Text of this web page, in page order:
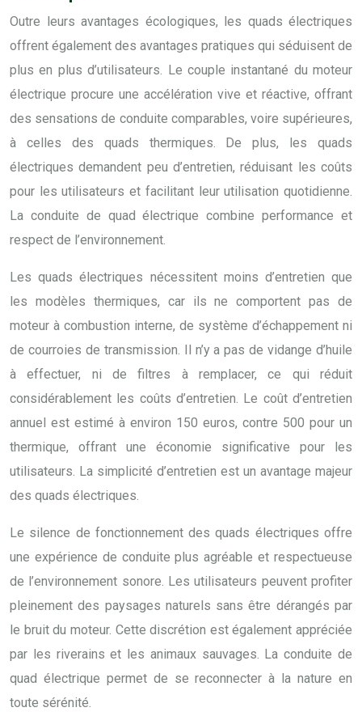
Outre leurs avantages écologiques, les quads électriques
offrent également des avantages pratiques qui séduisent de
plus en plus d’utilisateurs. Le couple instantané du moteur
électrique procure une accélération vive et réactive, offrant
des sensations de conduite comparables, voire supérieures,
à celles des quads thermiques. De plus, les quads
électriques demandent peu d’entretien, réduisant les coûts
pour les utilisateurs et facilitant leur utilisation quotidienne.
La conduite de quad électrique combine performance et
respect de l’environnement.
Les quads électriques nécessitent moins d’entretien que
les modèles thermiques, car ils ne comportent pas de
moteur à combustion interne, de système d’échappement ni
de courroies de transmission. Il n’y a pas de vidange d’huile
à effectuer, ni de filtres à remplacer, ce qui réduit
considérablement les coûts d’entretien. Le coût d’entretien
annuel est estimé à environ 150 euros, contre 500 pour un
thermique, offrant une économie significative pour les
utilisateurs. La simplicité d’entretien est un avantage majeur
des quads électriques.
Le silence de fonctionnement des quads électriques offre
une expérience de conduite plus agréable et respectueuse
de l’environnement sonore. Les utilisateurs peuvent profiter
pleinement des paysages naturels sans être dérangés par
le bruit du moteur. Cette discrétion est également appréciée
par les riverains et les animaux sauvages. La conduite de
quad électrique permet de se reconnecter à la nature en
toute sérénité.